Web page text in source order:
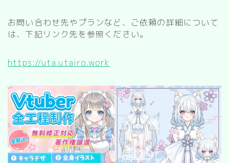
部屋
お風呂
寝室
カスタムお部屋
街並み
公園
お問い合わせ先やプランなど、ご依頼の詳細について
は、下記リンク先を参照ください。
https://uta.utairo.work